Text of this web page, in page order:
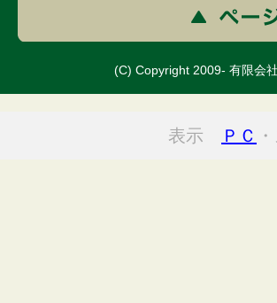
(C) Copyright 2009- 有限会
表示 ＰＣ